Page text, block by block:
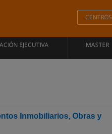
CENTROS
EJECUTIVA MASTER
Inmobiliarios, Obras y